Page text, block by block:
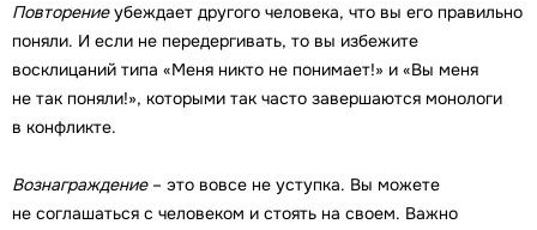
Повторениеубеждает другого человека, что вы его правильно
поняли. И если не передергивать, то вы избежите
восклицаний типа «Меня никто не понимает!» и «Вы меня
не так поняли!», которыми так часто завершаются монологи
в конфликте.
Вознаграждение– это вовсе не уступка. Вы можете
не соглашаться с человеком и стоять на своем. Важно